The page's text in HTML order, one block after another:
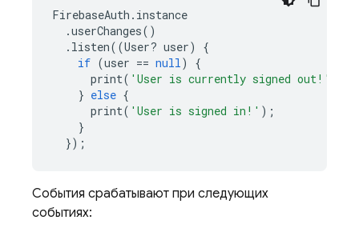
FirebaseAuth . instance
.userChanges()
. listen((User? user)
{
if (user == null)
{
print( 'User is currently signed out!'
} else {
print( 'User is signed in!' );
}
});
События срабатывают при следующих
событиях: